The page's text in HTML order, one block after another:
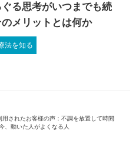
る思考がいつまでも続
のメリットとは何か
法を知る
用されたお客様の声：不調を放置して時間
、動いた人がよくなる人